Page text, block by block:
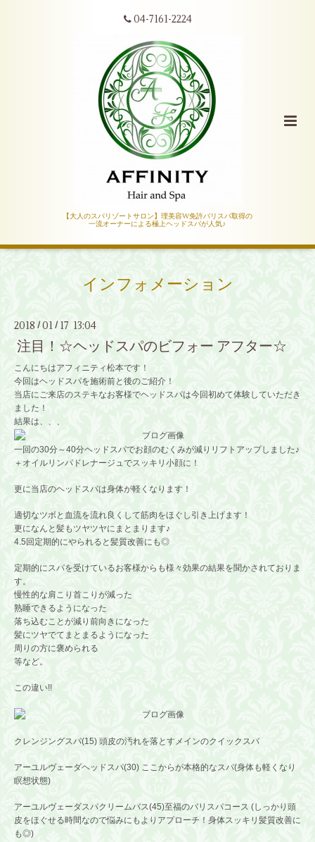
04-7161-2224
【大人のスパリゾートサロン】理美容W免許バリスパ取得の
一流オーナーによる極上ヘッドスパが人気♪
インフォメーション
2018 / 01 / 17 13:04
注目！☆ヘッドスパのビフォー アフター☆
こんにちはアフィニティ松本です！
今回はヘッドスパを施術前と後のご紹介！
当店にご来店のステキなお客様でヘッドスパは今回初めて体験していただき
ました！
結果は、、、
一回の30分～40分ヘッドスパでお顔のむくみが減りリフトアップしました♪
＋オイルリンパドレナージュでスッキリ小顔に！
更に当店のヘッドスパは身体が軽くなります！
適切なツボと血流を流れ良くして筋肉をほぐし引き上げます！
更になんと髪もツヤツヤにまとまります♪
4.5回定期的にやられると髪質改善にも◎
定期的にスパを受けているお客様からも様々効果の結果を聞かされておりま
す。
慢性的な肩こり首こりが減った
熟睡できるようになった
落ち込むことが減り前向きになった
髪にツヤでてまとまるようになった
周りの方に褒められる
等など。
この違い!!
クレンジングスパ(15) 頭皮の汚れを落とすメインのクイックスパ
アーユルヴェーダヘッドスパ(30) ここからが本格的なスパ(身体も軽くなり
瞑想状態)
アーユルヴェーダスパクリームバス(45)至福のバリスパコース (しっかり頭
皮をほぐせる時間なので悩みにもよりアプローチ！身体スッキリ髪質改善に
も◎)